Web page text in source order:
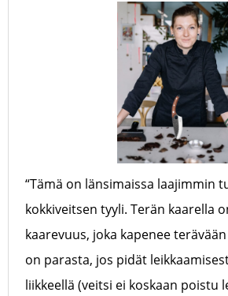
“Tämä on länsimaissa laajimmin
kokkiveitsen tyyli. Terän kaarella
kaarevuus, joka kapenee
on parasta, jos pidät
liikkeellä (veitsi ei koskaan poistu